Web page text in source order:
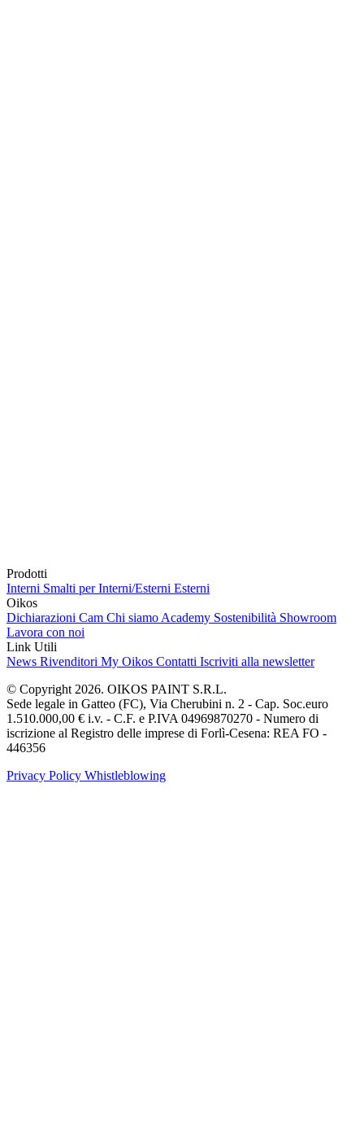
Prodotti
Interni Smalti per Interni/Esterni Esterni
Oikos
Dichiarazioni Cam Chi siamo Academy Sostenibilità Showroom
Lavora con noi
Link Utili
News Rivenditori My Oikos Contatti Iscriviti alla newsletter
© Copyright 2026. OIKOS PAINT S.R.L.
Sede legale in Gatteo (FC), Via Cherubini n. 2 - Cap. Soc.euro
1.510.000,00 € i.v. - C.F. e P.IVA 04969870270 - Numero di
iscrizione al Registro delle imprese di Forlì-Cesena: REA FO -
446356
Privacy Policy Whistleblowing